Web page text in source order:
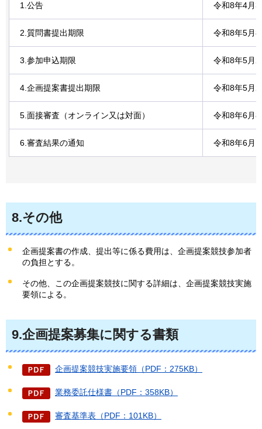
1.公告 令和8年4月
2.質問書提出期限 令和8年5月
3.参加申込期限 令和8年5月
4.企画提案書提出期限 令和8年5月
5.面接審査（オンライン又は対面） 令和8年6月
6.審査結果の通知 令和8年6月
8.その他
企画提案書の作成、提出等に係る費用は、企画提案競技参加者
の負担とする。
その他、この企画提案競技に関する詳細は、企画提案競技実施
要領による。
9.企画提案募集に関する書類
企画提案競技実施要領（PDF：275KB）
業務委託仕様書（PDF：358KB）
審査基準表（PDF：101KB）